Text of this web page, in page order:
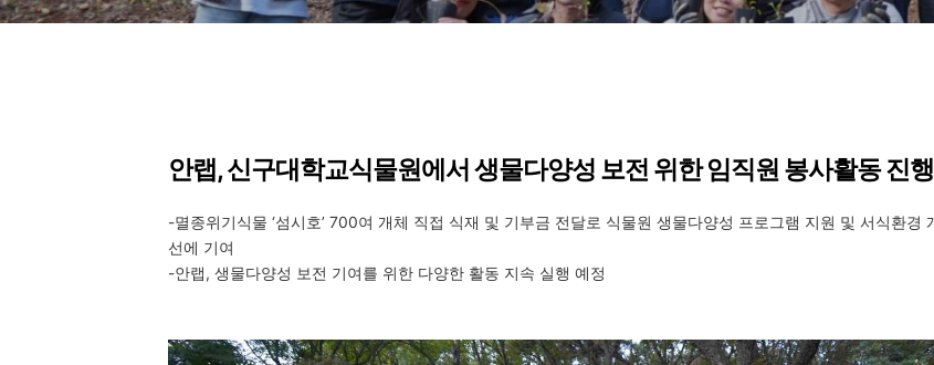
안랩,신구대학교식물원에서 생물다양성 보전 위한 임직원 봉사활동 진행
-멸종위기식물 ‘섬시호’ 700여 개체 직접 식재 및 기부금 전달로 식물원 생물다양성 프로그램 지원 및 서식환경
선에 기여
-안랩, 생물다양성 보전 기여를 위한 다양한 활동 지속 실행 예정